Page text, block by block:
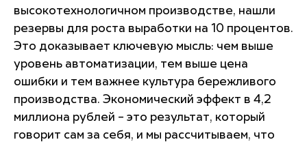
высокотехнологичном производстве, нашли
резервы для роста выработки на 10 процентов.
Это доказывает ключевую мысль: чем выше
уровень автоматизации, тем выше цена
ошибки и тем важнее культура бережливого
производства. Экономический эффект в 4,2
миллиона рублей – это результат, который
говорит сам за себя, и мы рассчитываем, что